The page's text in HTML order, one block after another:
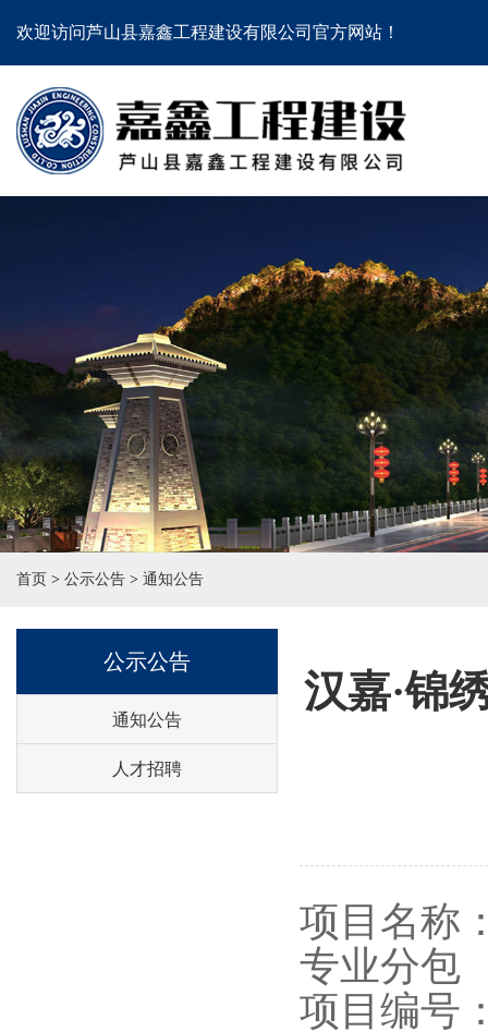
欢迎访问芦山县嘉鑫工程建设有限公司官方网站！
首页 > 公示公告 > 通知公告
公示公告
通知公告
人才招聘
汉嘉·锦
项目名称
专业分包
项目编号